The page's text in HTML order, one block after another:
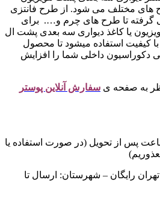
مختلف می شود. از طرح فانتزی
گرفته تا طرح های چرم و…. برای
یا کاغذ دیواری سه بعدی پشت ال
کیفیت استفاده میشود تا محصول
دکوراسیون داخلی شما را افزایش
به صفحه ی سفارش آنلاین پوستر
بازگشت کالا : 24 ساعت پس از تحویل (در صورت استفاده یا
رایگان – شهرستان: ارسال تا